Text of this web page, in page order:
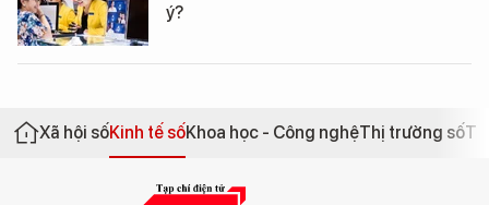
ý?
Xã hội sốKinh tế sốKhoa học - Công nghệThị trường số